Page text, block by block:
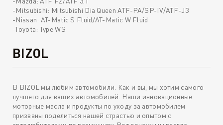
-Mitsubishi: Mitsubishi Dia Queen ATF-PA/SP-IV/ATF-J3
-Nissan: AT-Matic S Fluid/AT-Matic W Fluid
-Toyota: Type WS
BIZOL
В BIZOL мы любим автомобили. Как и вы, мы хотим самого
лучшего для ваших автомобилей. Наши инновационные
моторные масла и продукты по уходу за автомобилем
призваны поделиться нашей страстью и опытом с